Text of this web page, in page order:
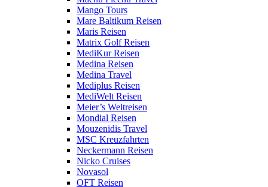
Mango Tours
Mare Baltikum Reisen
Maris Reisen
Matrix Golf Reisen
MediKur Reisen
Medina Reisen
Medina Travel
Mediplus Reisen
MediWelt Reisen
Meier’s Weltreisen
Mondial Reisen
Mouzenidis Travel
MSC Kreuzfahrten
Neckermann Reisen
Nicko Cruises
Novasol
OFT Reisen